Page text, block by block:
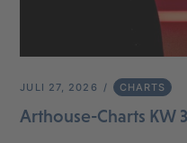
JULI 27, 2026 CHARTS
Arthouse-Charts KW